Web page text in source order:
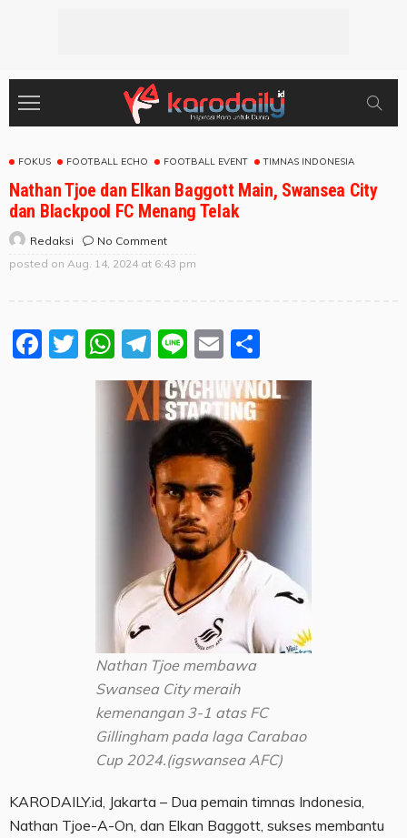
FOKUS FOOTBALL ECHO FOOTBALL EVENT TIMNAS INDONESIA
Nathan Tjoe dan Elkan Baggott Main, Swansea City
dan Blackpool FC Menang Telak
Redaksi
No Comment
posted on Aug. 14, 2024 at 6:43 pm
Facebook
Twitter
WhatsApp
Telegram
LineEmail
Nathan Tjoe membawa
Swansea City meraih
kemenangan 3-1 atas FC
Gillingham pada laga Carabao
Cup 2024.(igswansea AFC)
KARODAILY.id, Jakarta – Dua pemain timnas Indonesia,
Nathan Tjoe-A-On, dan Elkan Baggott, sukses membantu